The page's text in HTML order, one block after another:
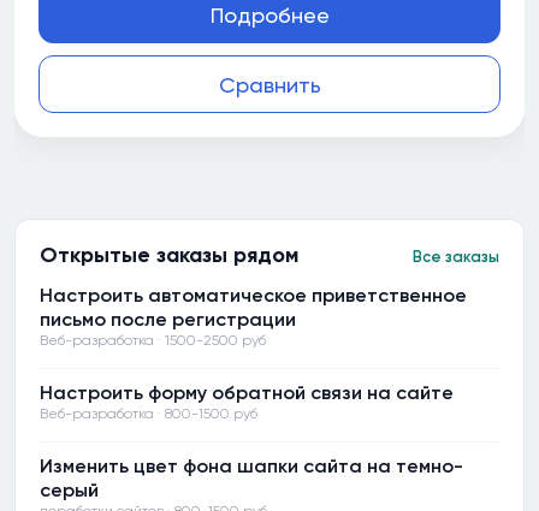
Сравнить
Подробнее
Открытые заказы рядом Все заказы
Настроить автоматическое приветственное
письмо после регистрации
Веб-разработка · 1500-2500 руб
Настроить форму обратной связи на сайте
Веб-разработка · 800-1500 руб
Изменить цвет фона шапки сайта на темно-
серый